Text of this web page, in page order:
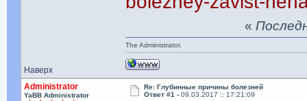
Наверх
«
The Administrator.
Administrator
YaBB Administrator
Re: Глубинные причины болезней
Ответ #1 -09.03.2017 :: 17:21:09